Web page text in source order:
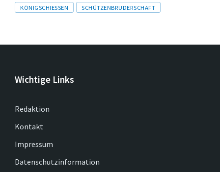
Tags
KÖNIGSCHIESSEN SCHÜTZENBRUDERSCHAFT
Wichtige Links
Redaktion
Kontakt
Impressum
Datenschutzinformation